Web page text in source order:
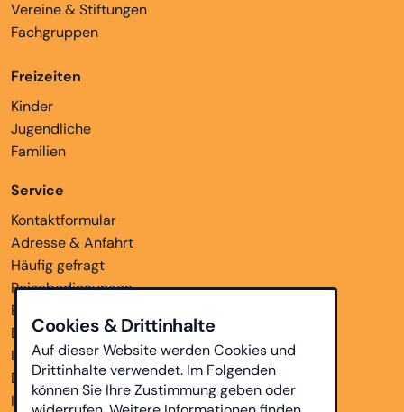
Vereine & Stiftungen
Fachgruppen
Freizeiten
Kinder
Jugendliche
Familien
Service
Kontaktformular
Adresse & Anfahrt
Häufig gefragt
Reisebedingungen
Bankverbindungen
Downloads
Links
Datenschutz
Impressum
Cookies & Drittinhalte
Auf dieser Website werden Cookies und
Drittinhalte verwendet. Im Folgenden
können Sie Ihre Zustimmung geben oder